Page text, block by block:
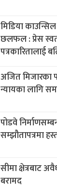
मिडिया
छलफल : प्रेस
पत्रकारितालाई
अजित मिजारका
न्यायका लागि
पोडवे
सम्झौतापत्रमा
सीमा क्षेत्रबाट
बरामद